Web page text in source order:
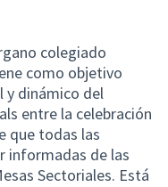
colegiado
como objetivo
y dinámico del
entre la celebración
que todas las
informadas de las
Sectoriales. Está